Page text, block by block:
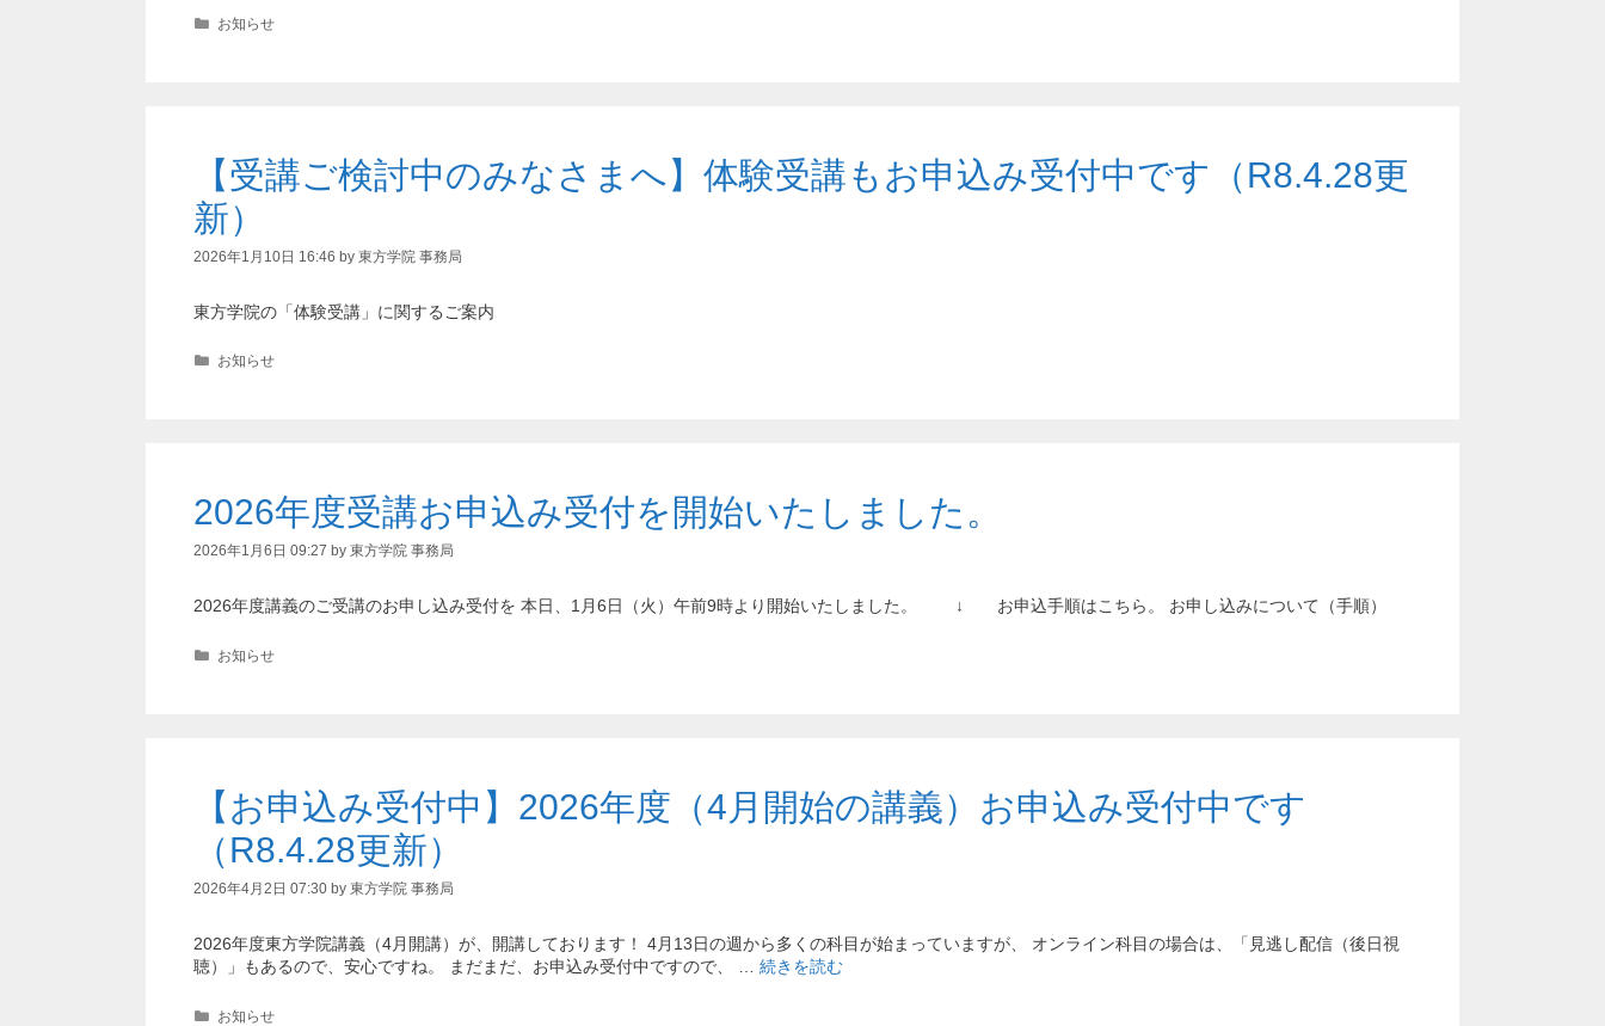
カ
お知らせ
【受講ご検討中のみなさまへ】体験受講もお申込み受付中です（R8.4.28更
新）
2026年1月10日 16:46 by 東方学院 事務局
東方学院の「体験受講」に関するご案内
カ
お知らせ
2026年度受講お申込み受付を開始いたしました。
2026年1月6日 09:27 by 東方学院 事務局
2026年度講義のご受講のお申し込み受付を 本日、1月6日（火）午前9時より開始いたしました。 ↓ お申込手順はこちら。 お申し込みについて（手順）
カ
お知らせ
【お申込み受付中】2026年度（4月開始の講義）お申込み受付中です
（R8.4.28更新）
2026年4月2日 07:30 by 東方学院 事務局
2026年度東方学院講義（4月開講）が、開講しております！ 4月13日の週から多くの科目が始まっていますが、 オンライン科目の場合は、「見逃し配信（後日視
聴）」もあるので、安心ですね。 まだまだ、お申込み受付中ですので、 … 続きを読む
カ
お知らせ